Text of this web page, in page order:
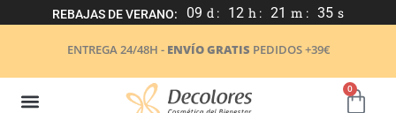
REBAJAS DE VERANO: 09 d : 12 h : 21 m : 35 s
ENTREGA 24/48H - ENVÍO GRATIS PEDIDOS +39€
0